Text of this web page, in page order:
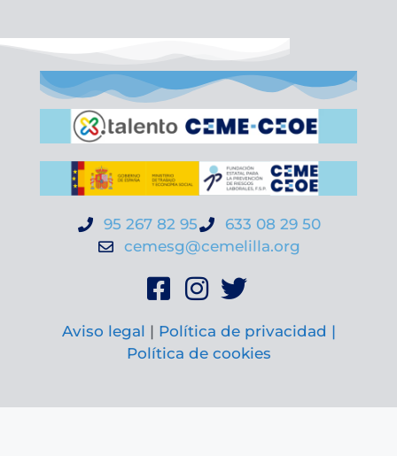
95 267 82 95
633 08 29 50
cemesg@cemelilla.org
Aviso legal | Política de privacidad |
Política de cookies